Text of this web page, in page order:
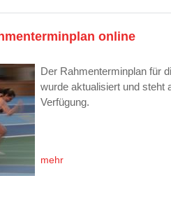
online
Der Rahmenterminplan für
wurde aktualisiert und steht
Verfügung.
mehr